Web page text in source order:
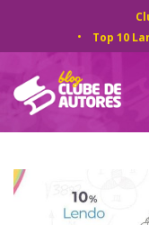
Top 10